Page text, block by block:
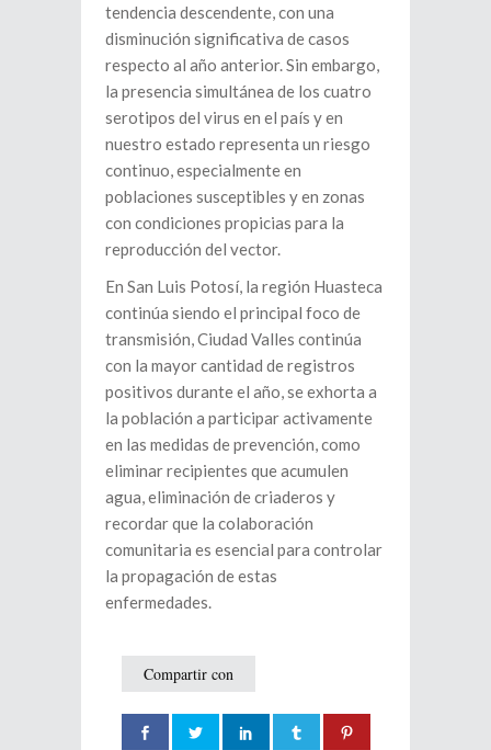
tendencia descendente, con una
disminución significativa de casos
respecto al año anterior. Sin embargo,
la presencia simultánea de los cuatro
serotipos del virus en el país y en
nuestro estado representa un riesgo
continuo, especialmente en
poblaciones susceptibles y en zonas
con condiciones propicias para la
reproducción del vector.
En San Luis Potosí, la región Huasteca
continúa siendo el principal foco de
transmisión, Ciudad Valles continúa
con la mayor cantidad de registros
positivos durante el año, se exhorta a
la población a participar activamente
en las medidas de prevención, como
eliminar recipientes que acumulen
agua, eliminación de criaderos y
recordar que la colaboración
comunitaria es esencial para controlar
la propagación de estas
enfermedades.
Compartir con